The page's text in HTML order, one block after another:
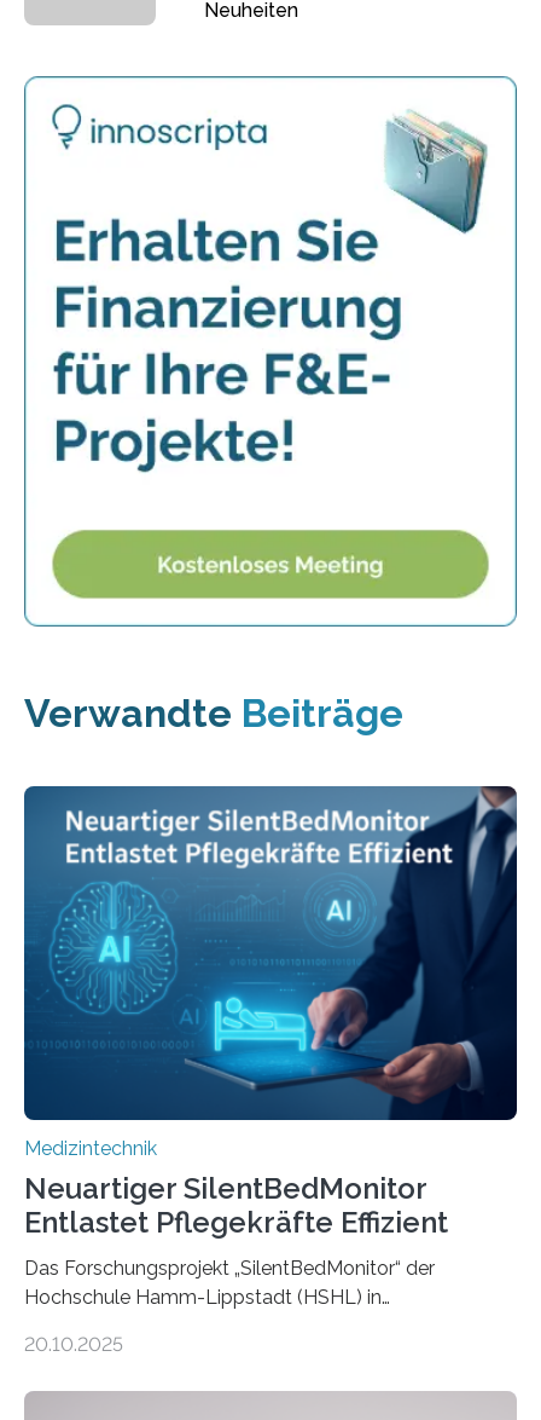
Neuheiten
Verwandte Beiträge
Medizintechnik
Neuartiger SilentBedMonitor
Entlastet Pflegekräfte Effizient
Das Forschungsprojekt „SilentBedMonitor“ der
Hochschule Hamm-Lippstadt (HSHL) in
auf Personen ab, die bettlägerig sind oder in ihrer
20.10.2025